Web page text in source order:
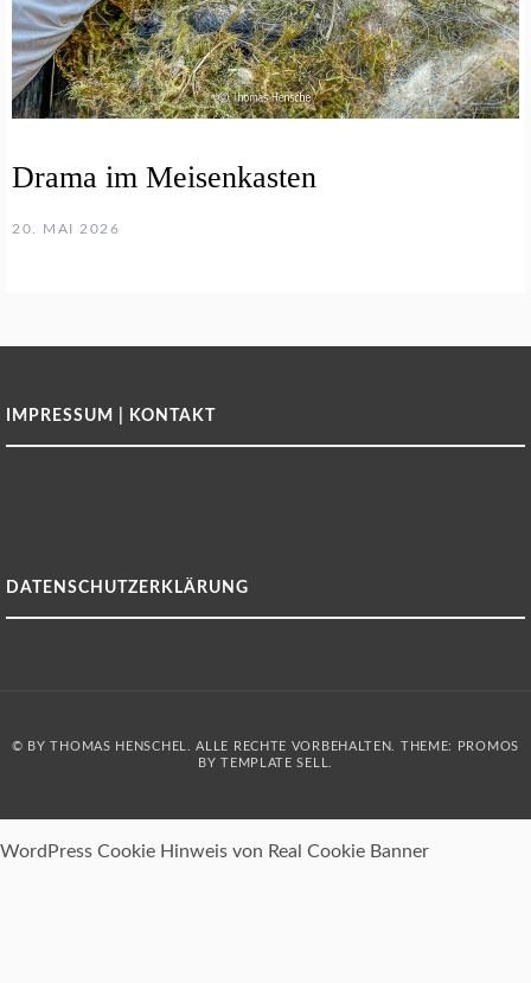
Drama im Meisenkasten
20. MAI 2026
IMPRESSUM | KONTAKT
DATENSCHUTZERKLÄRUNG
© BY THOMAS HENSCHEL. ALLE RECHTE VORBEHALTEN. THEME: PROMOS
BYTEMPLATE SELL
WordPress Cookie Hinweis von Real Cookie Banner